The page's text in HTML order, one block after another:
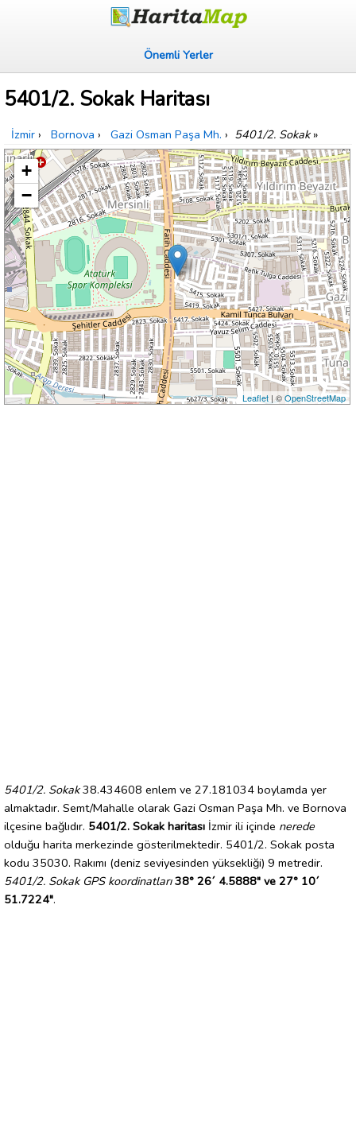
Önemli Yerler
5401/2. Sokak Haritası
İzmir › Bornova › Gazi Osman Paşa Mh. › 5401/2. Sokak»
+
−
Leaflet| ©OpenStreetMap
5401/2. Sokak38.434608 enlem ve 27.181034 boylamda yer
almaktadır. Semt/Mahalle olarak Gazi Osman Paşa Mh. ve Bornova
ilçesine bağlıdır. 5401/2. Sokak haritası İzmir ili içinde nerede
olduğu harita merkezinde gösterilmektedir. 5401/2. Sokak posta
kodu 35030. Rakımı (deniz seviyesinden yüksekliği) 9 metredir.
5401/2. Sokak GPS koordinatları 38° 26´ 4.5888" ve 27° 10´
51.7224".